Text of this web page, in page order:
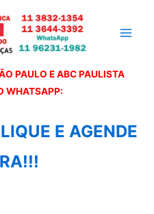
PAULO E ABC PAULISTA
WHATSAPP:
E AGENDE